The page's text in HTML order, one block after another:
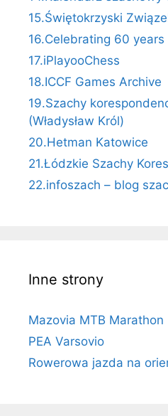
15.Świętokrzyski
16.Celebrating 60 years
17.iPlayooChess
18.ICCF Games Archive
19.Szachy
(Władysław Król)
20.Hetman Katowice
21.Łódzkie Szachy
22.infoszach – blog
Inne strony
Mazovia MTB Marathon
PEA Varsovio
Rowerowa jazda na